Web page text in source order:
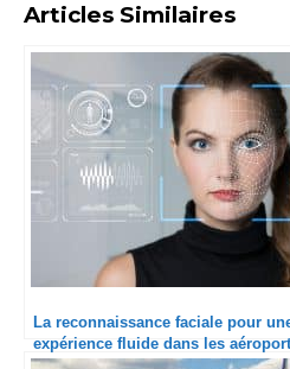
Articles Similaires
La reconnaissance faciale pour
expérience fluide dans les